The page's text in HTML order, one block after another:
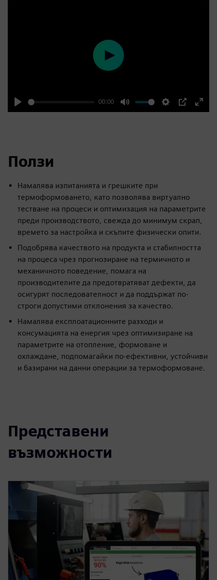
Play
00:00
Mute Settings
PIP
Enter
Play
Ползи
Намалява изпитанията и грешките при
термоформоването, като позволява виртуално
тестване на процеси и оптимизация на параметрите
преди производството, свежда до минимум скрап,
времето за настройка и скъпите физически опити.
Подобрява качеството на продукта и стабилността
на процеса чрез прогнозиране на термичното и
механичното поведение, помага на
производителите да предотвратяват дефекти, да
осигурят последователност и да поддържат по-
строги допустими отклонения за качество.
Намалява експлоатационните разходи и
консумацията на енергия чрез оптимизиране на
параметрите на отопление, формоване и
охлаждане, подпомагайки по-ефективни, устойчиви
и базирани на данни операции за термоформоване.
Представени
възможности